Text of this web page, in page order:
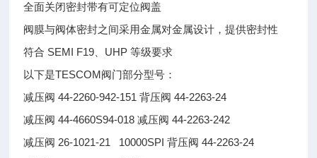
全面关闭密封带有可定位阀盖
阀膜与阀体密封之间采用金属对金属设计，提供密封性
符合 SEMI F19、UHP 等级要求
以下是TESCOM阀门部分型号：
减压阀 44-2260-942-151 背压阀 44-2263-24
减压阀 44-4660S94-018 减压阀 44-2263-242
减压阀 26-1021-21 10000SPI 背压阀 44-2263-24